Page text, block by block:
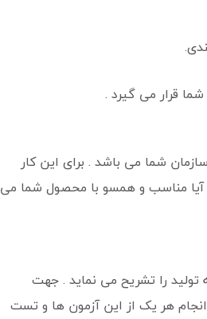
قرار می گیرد .
شما می باشد . برای این کار
آیا مناسب و همسو با محصول شما می
را تشریح می نماید . جهت
هر یک از این آزمون ها و تست